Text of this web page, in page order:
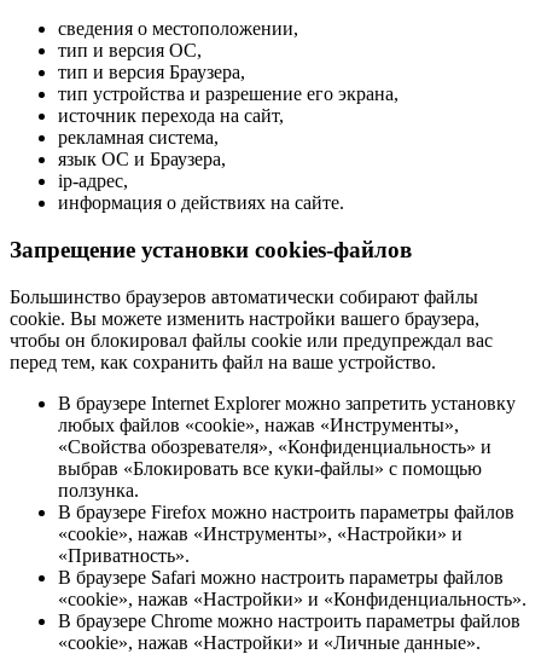
сведения о местоположении,
тип и версия ОС,
тип и версия Браузера,
тип устройства и разрешение его экрана,
источник перехода на сайт,
рекламная система,
язык ОС и Браузера,
ip-адрес,
информация о действиях на сайте.
Запрещение установки cookies-файлов
Большинство браузеров автоматически собирают файлы
cookie. Вы можете изменить настройки вашего браузера,
чтобы он блокировал файлы cookie или предупреждал вас
перед тем, как сохранить файл на ваше устройство.
В браузере Internet Explorer можно запретить установку
любых файлов «cookie», нажав «Инструменты»,
«Свойства обозревателя», «Конфиденциальность» и
выбрав «Блокировать все куки-файлы» с помощью
ползунка.
В браузере Firefox можно настроить параметры файлов
«cookie», нажав «Инструменты», «Настройки» и
«Приватность».
В браузере Safari можно настроить параметры файлов
«cookie», нажав «Настройки» и «Конфиденциальность».
В браузере Chrome можно настроить параметры файлов
«cookie», нажав «Настройки» и «Личные данные».